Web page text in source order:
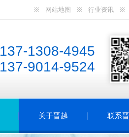
网站地图 行业资讯
137-1308-4945
137-9014-9524
关于晋越 联系